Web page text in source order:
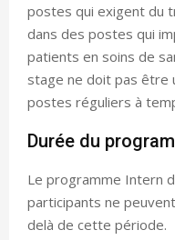
postes qui exigent du
dans des postes qui
patients en soins de
stage ne doit pas être
postes réguliers à
Durée du
Le programme Intern
participants ne
delà de cette période.